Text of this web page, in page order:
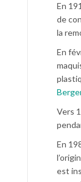
En
de
la
En
Vers
En
est